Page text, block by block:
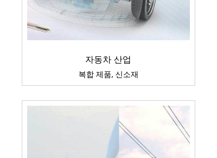
자동차 산업
복합 제품, 신소재